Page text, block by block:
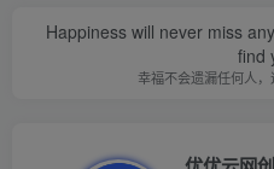
Happiness will never miss
find
幸福不会遗漏任何人